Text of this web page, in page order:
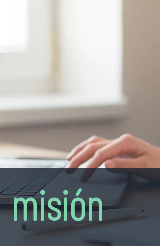
misión